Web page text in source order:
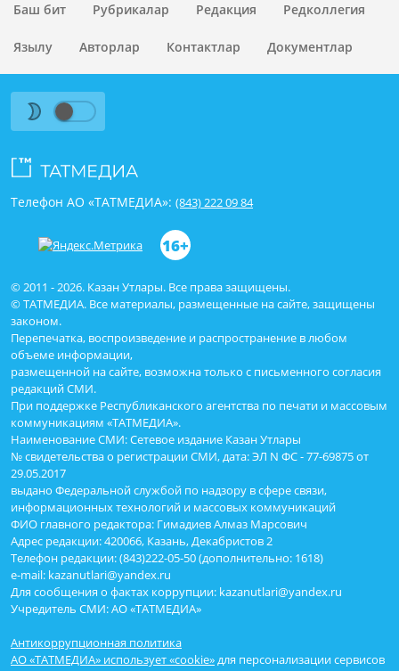
Баш бит Рубрикалар Редакция Редколлегия
Язылу Авторлар Контактлар Документлар
© 2011 - 2026. Казан Утлары. Все права защищены.
© ТАТМЕДИА. Все материалы, размещенные на сайте, защищены
законом.
Перепечатка, воспроизведение и распространение в любом
объеме информации,
размещенной на сайте, возможна только с письменного согласия
редакций СМИ.
При поддержке Республиканского агентства по печати и массовым
коммуникациям «ТАТМЕДИА».
Наименование СМИ: Сетевое издание Казан Утлары
№ свидетельства о регистрации СМИ, дата: ЭЛ N ФС - 77-69875 от
29.05.2017
выдано Федеральной службой по надзору в сфере связи,
информационных технологий и массовых коммуникаций
ФИО главного редактора: Гимадиев Алмаз Марсович
Адрес редакции: 420066, Казань, Декабристов 2
Телефон редакции: (843)222-05-50 (дополнительно: 1618)
e-mail: kazanutlari@yandex.ru
Для сообщения о фактах коррупции: kazanutlari@yandex.ru
Учредитель СМИ: АО «ТАТМЕДИА»
Антикоррупционная политика
АО «ТАТМЕДИА» использует «cookie»для персонализации сервисов
Телефон АО «ТАТМЕДИА»: (843) 222 09 84
16+